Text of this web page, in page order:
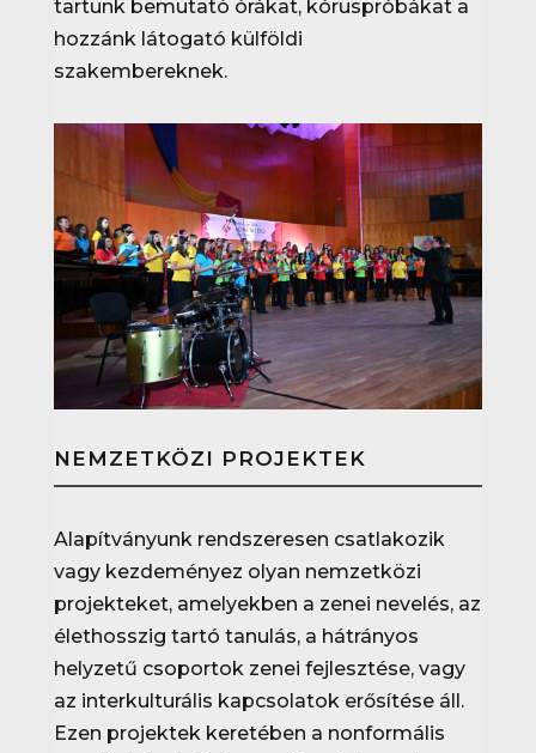
tartunk bemutató órákat, kóruspróbákat a
hozzánk látogató külföldi
szakembereknek.
NEMZETKÖZI PROJEKTEK
Alapítványunk rendszeresen csatlakozik
vagy kezdeményez olyan nemzetközi
projekteket, amelyekben a zenei nevelés, az
élethosszig tartó tanulás, a hátrányos
helyzetű csoportok zenei fejlesztése, vagy
az interkulturális kapcsolatok erősítése áll.
Ezen projektek keretében a nonformális